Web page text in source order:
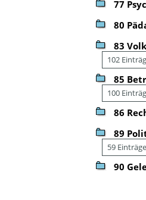
77
80
83
102
85
100
86
89
59 Einträge
90